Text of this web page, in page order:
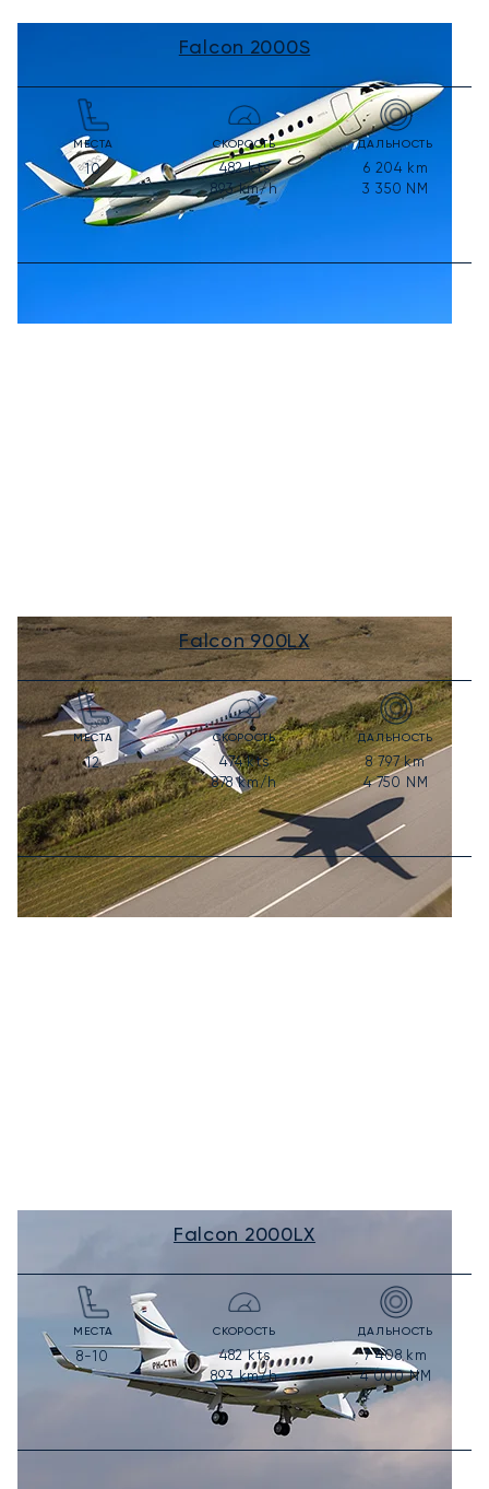
Falcon 2000S
МЕСТА
10
СКОРОСТЬ
482kts
893km/h
ДАЛЬНОСТЬ
6 204 km
3 350 NM
Falcon 900LX
МЕСТА
12
СКОРОСТЬ
474kts
878km/h
ДАЛЬНОСТЬ
8 797km
4 750 NM
Falcon 2000LX
МЕСТА
8-10
СКОРОСТЬ
482kts
893km/h
ДАЛЬНОСТЬ
7 408km
4 000NM